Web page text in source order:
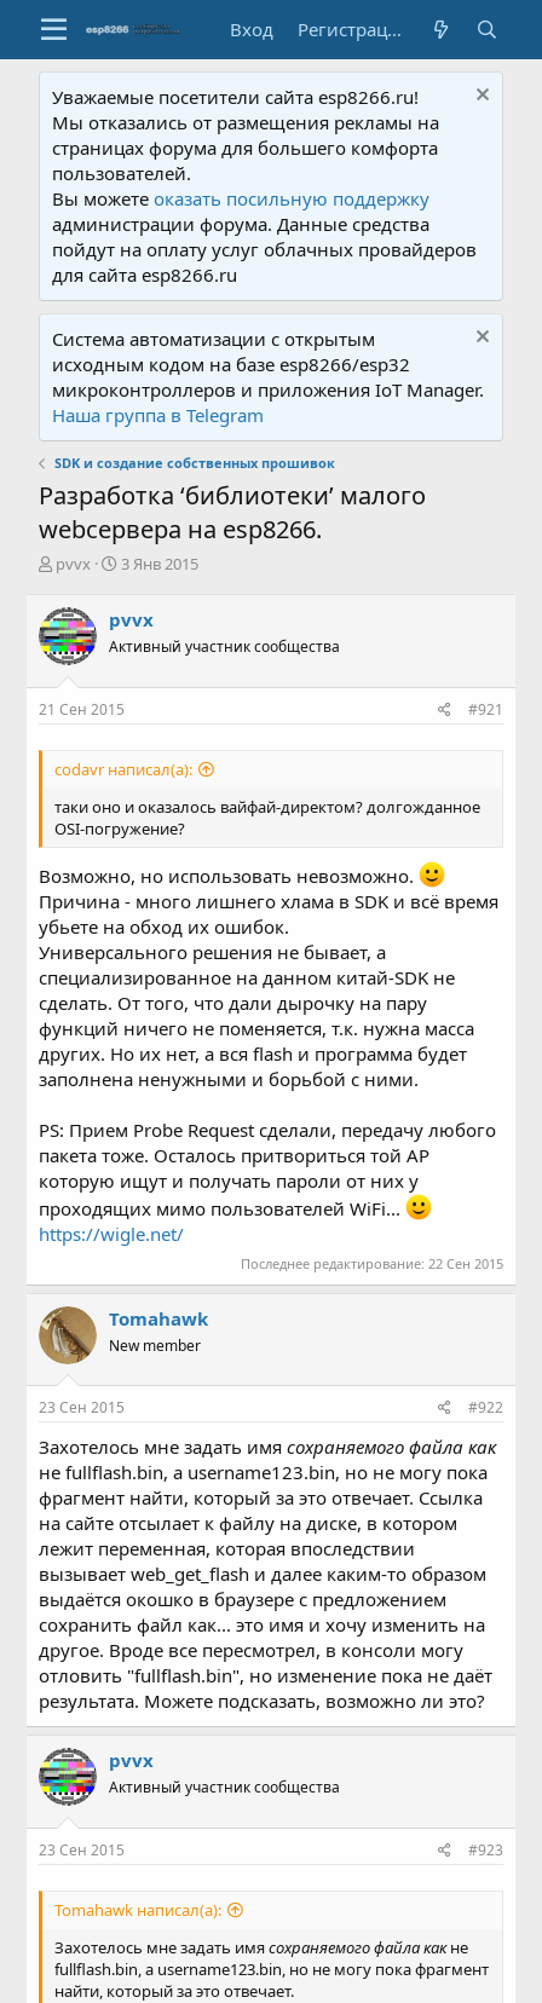
Вход Регистрация
Уважаемые посетители сайта esp8266.ru!
Мы отказались от размещения рекламы на
страницах форума для большего комфорта
пользователей.
Вы можетеоказать посильную поддержку
администрации форума. Данные средства
пойдут на оплату услуг облачных провайдеров
для сайта esp8266.ru
Система автоматизации с открытым
исходным кодом на базе esp8266/esp32
микроконтроллеров и приложения IoT Manager.
Наша группа в Telegram
SDK и создание собственных прошивок
Разработка ‘библиотеки’ малого
webсервера на esp8266.
А
т
о
р
т
е
м
pvvx
Д
а
н
ч
а
3 Янв 2015
pvvx
Активный участник сообщества
21 Сен 2015 #921
codavr написал(а):
таки оно и оказалось вайфай-директом? долгожданное
OSI-погружение?
Возможно, но использовать невозможно.
Причина - много лишнего хлама в SDK и всё время
убьете на обход их ошибок.
Универсального решения не бывает, а
специализированное на данном китай-SDK не
сделать. От того, что дали дырочку на пару
функций ничего не поменяется, т.к. нужна масса
других. Но их нет, а вся flash и программа будет
заполнена ненужными и борьбой с ними.
PS: Прием Probe Request сделали, передачу любого
пакета тоже. Осталось притвориться той AP
которую ищут и получать пароли от них у
проходящих мимо пользователей WiFi...
https://wigle.net/
Последнее редактирование: 22 Сен 2015
Tomahawk
New member
23 Сен 2015 #922
Захотелось мне задать имясохраняемого файла как
не fullflash.bin, а username123.bin, но не могу пока
фрагмент найти, который за это отвечает. Ссылка
на сайте отсылает к файлу на диске, в котором
лежит переменная, которая впоследствии
вызывает web_get_flash и далее каким-то образом
выдаётся окошко в браузере с предложением
сохранить файл как... это имя и хочу изменить на
другое. Вроде все пересмотрел, в консоли могу
отловить "fullflash.bin", но изменение пока не даёт
результата. Можете подсказать, возможно ли это?
pvvx
Активный участник сообщества
23 Сен 2015 #923
Tomahawk написал(а):
Захотелось мне задать имясохраняемого файла какне
fullflash.bin, а username123.bin, но не могу пока фрагмент
найти, который за это отвечает.